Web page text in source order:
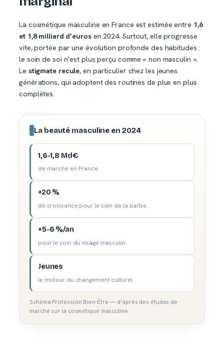
La cosmétique masculine en France est estimée entre 1,6
et 1,8 milliard d’eurosen 2024. Surtout, elle progresse
vite, portée par une évolution profonde des habitudes :
le soin de soi n’est plus perçu comme « non masculin ».
Le stigmate recule, en particulier chez les jeunes
générations, qui adoptent des routines de plus en plus
complètes.
La beauté masculine en 2024
1,6-1,8 Md€
de marché en France.
+20 %
de croissance pour le soin de la barbe.
+5-6 %/an
pour le soin du visage masculin.
Jeunes
le moteur du changement culturel.
Schéma Profession Bien-Être — d’après des études de
marché sur la cosmétique masculine.